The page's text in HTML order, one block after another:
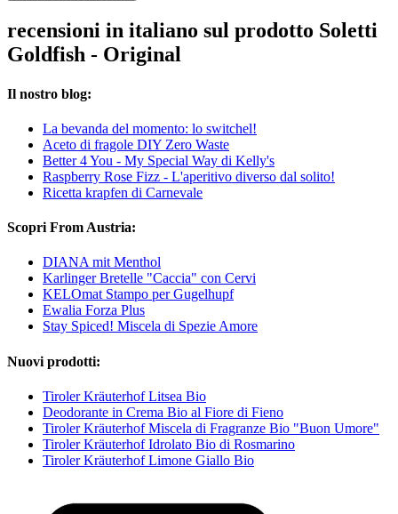
recensioni in italiano sul prodotto Soletti
Goldfish - Original
Il nostro blog:
La bevanda del momento: lo switchel!
Aceto di fragole DIY Zero Waste
Better 4 You - My Special Way di Kelly's
Raspberry Rose Fizz - L'aperitivo diverso dal solito!
Ricetta krapfen di Carnevale
Scopri From Austria:
DIANA mit Menthol
Karlinger Bretelle "Caccia" con Cervi
KELOmat Stampo per Gugelhupf
Ewalia Forza Plus
Stay Spiced! Miscela di Spezie Amore
Nuovi prodotti:
Tiroler Kräuterhof Litsea Bio
Deodorante in Crema Bio al Fiore di Fieno
Tiroler Kräuterhof Miscela di Fragranze Bio "Buon Umore"
Tiroler Kräuterhof Idrolato Bio di Rosmarino
Tiroler Kräuterhof Limone Giallo Bio